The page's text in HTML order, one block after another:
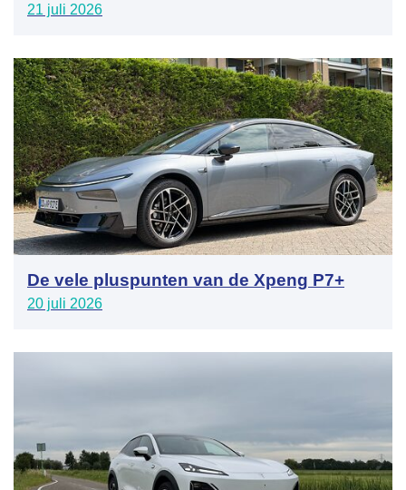
21 juli 2026
De vele pluspunten van de Xpeng P7+
20 juli 2026